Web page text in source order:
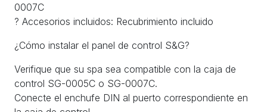
0007C
? Accesorios incluidos: Recubrimiento incluido
¿Cómo instalar el panel de control S&G?
Verifique que su spa sea compatible con la caja de
control SG-0005C o SG-0007C.
Conecte el enchufe DIN al puerto correspondiente en